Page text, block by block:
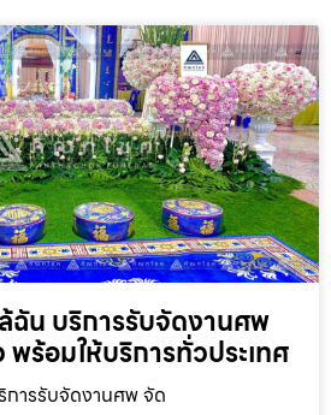
ฉัน บริการรับจัดงานศพ
ร้อมให้บริการทั่วประเทศ
ารรับจัดงานศพ จัด